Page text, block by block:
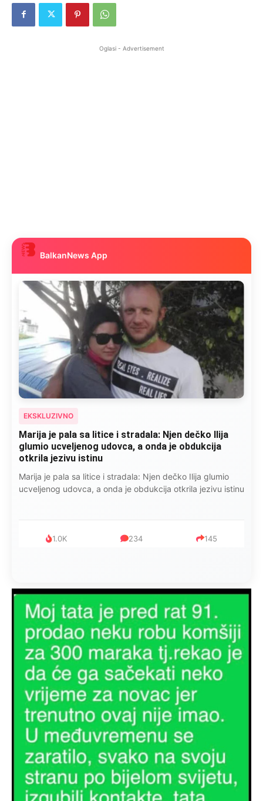
Oglasi - Advertisement
BalkanNews App
EKSKLUZIVNO
Marija je pala sa litice i stradala: Njen dečko Ilija
glumio ucveljenog udovca, a onda je obdukcija
otkrila jezivu istinu
Marija je pala sa litice i stradala: Njen dečko Ilija glumio
ucveljenog udovca, a onda je obdukcija otkrila jezivu istinu
1.0K 234 145